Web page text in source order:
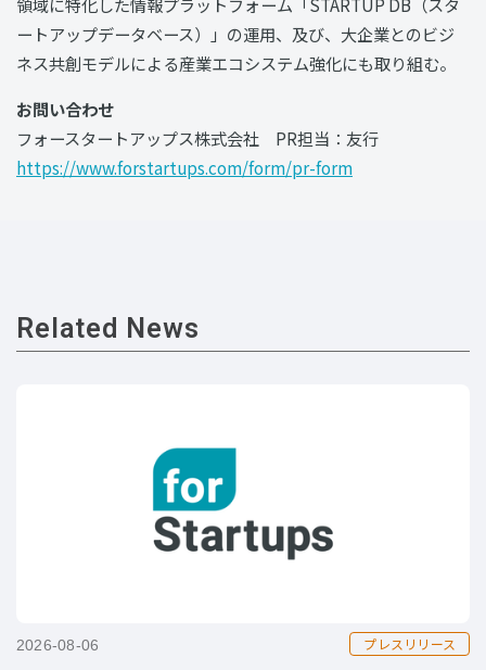
ートアップデータベース）」の運用、及び、大企業とのビジ
ネス共創モデルによる産業エコシステム強化にも取り組む。
お問い合わせ
フォースタートアップス株式会社 PR担当：友行
https://www.forstartups.com/form/pr-form
Related News
2026-08-06 プレスリリース